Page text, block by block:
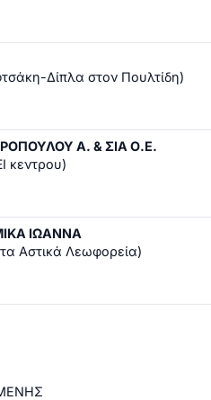
Δίπλα στον Πουλτίδη)
Α. & ΣΙΑ Ο.Ε.
κεντρου)
ΙΩΑΝΝΑ
Αστικά Λεωφορεία)